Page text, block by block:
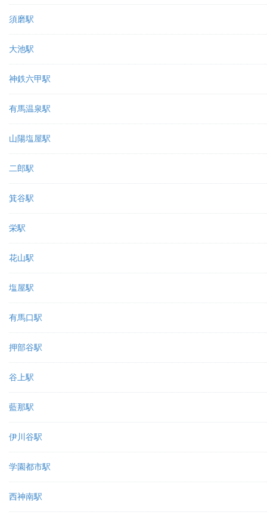
須磨駅
大池駅
神鉄六甲駅
有馬温泉駅
山陽塩屋駅
二郎駅
箕谷駅
栄駅
花山駅
塩屋駅
有馬口駅
押部谷駅
谷上駅
藍那駅
伊川谷駅
学園都市駅
西神南駅